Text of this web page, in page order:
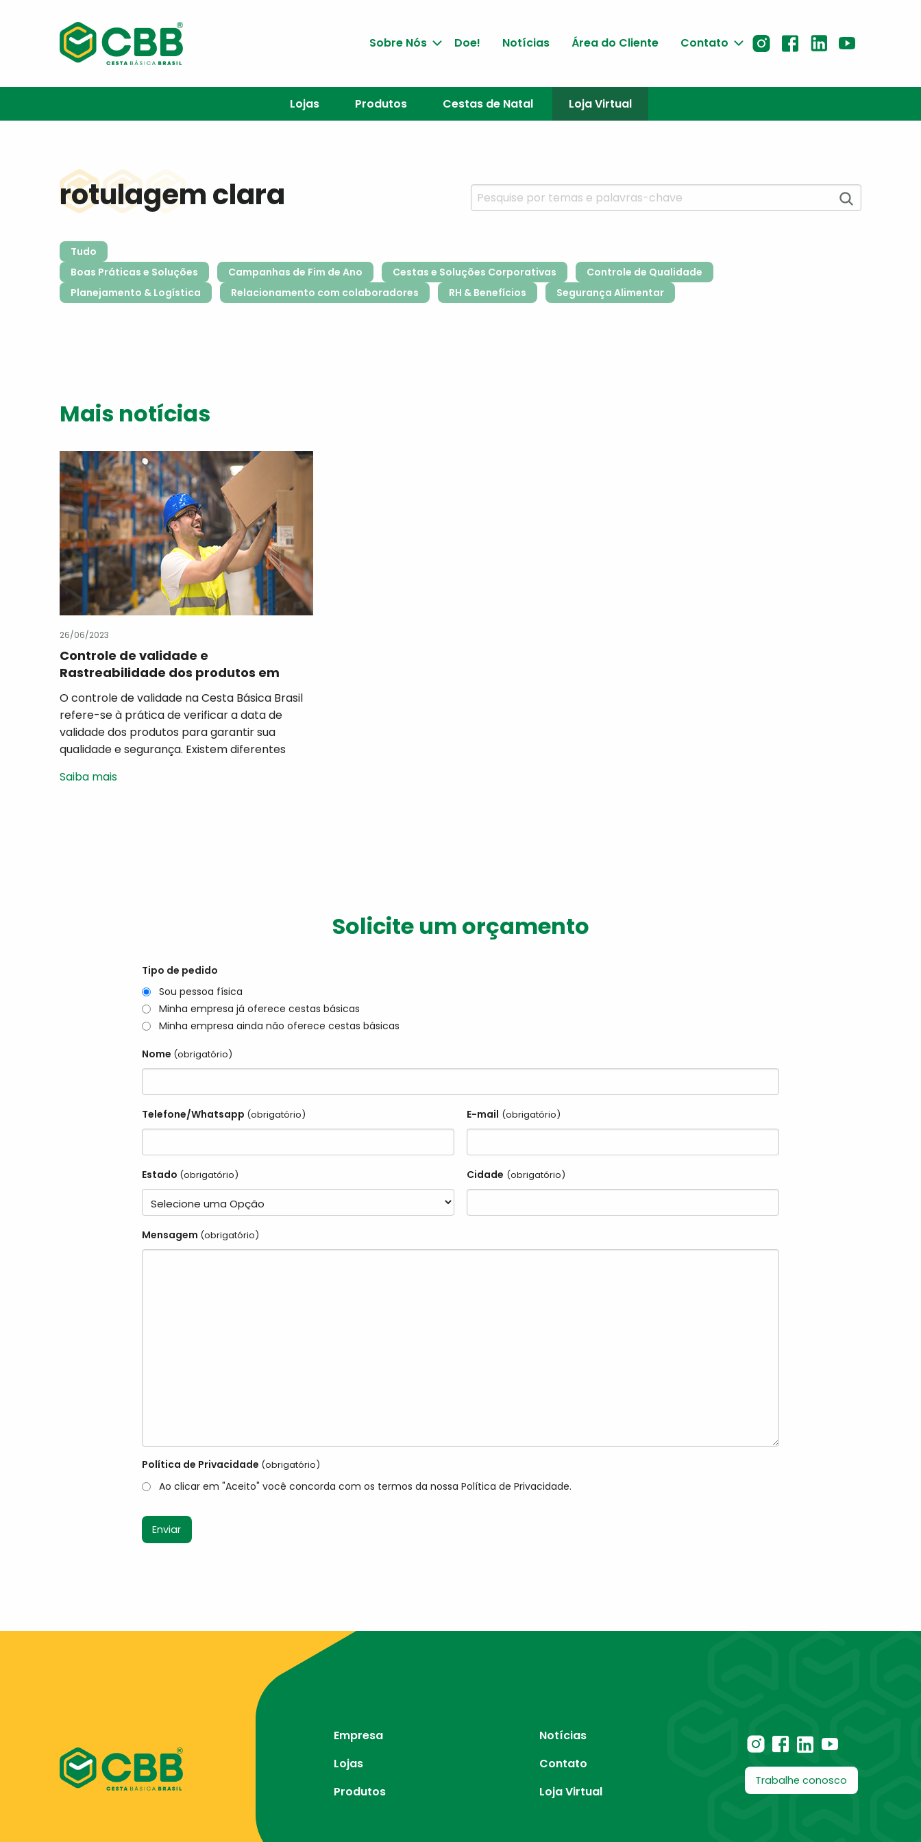
Sobre Nós Doe! Notícias Área do Cliente Contato
Lojas Produtos Cestas de Natal Loja Virtual
rotulagem clara
Tudo
Boas Práticas e Soluções
Campanhas de Fim de Ano Cestas e Soluções Corporativas
Controle de Qualidade
Planejamento & Logística
Relacionamento com colaboradores RH & Benefícios Segurança Alimentar
Mais notícias
26/06/2023
Controle de validade e
Rastreabilidade dos produtos em
nossas prateleiras
O controle de validade na Cesta Básica Brasil
refere-se à prática de verificar a data de
validade dos produtos para garantir sua
qualidade e segurança. Existem diferentes
dependendo do tipo de produto e das
Saiba mais
Solicite um orçamento
Tipo de pedido
Sou pessoa física
Minha empresa já oferece cestas básicas
Minha empresa ainda não oferece cestas básicas
Nome (obrigatório)
Telefone/Whatsapp (obrigatório) E-mail (obrigatório)
Estado (obrigatório) Cidade (obrigatório)
Mensagem (obrigatório)
Política de Privacidade (obrigatório)
Ao clicar em "Aceito" você concorda com os termos da nossa Política de Privacidade.
Empresa
Lojas
Produtos
Notícias
Contato
Loja Virtual
Trabalhe conosco